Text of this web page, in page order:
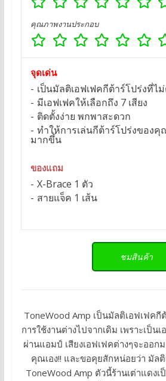
คุณภาพงานประกอบ
จุดเด่น
เป็นมัลติเอฟเฟคกีต้าร์โปร่งที่ไ
มีเอฟเฟคให้เลือกถึง 7 เสียง
ติดตั้งง่าย พกพาสะดวก
ทำให้การเล่นกีต้าร์โปร่งของ
มากขึ้น
ของแถม
X-Brace 1 ตัว
สายแจ็ค 1 เส้น
ชมสินค้า
ToneWood Amp เป็นมัลติเอฟเฟค
การใช้งานต่างไปจากเดิม เพราะเป็น
ผ่านแอมป์ เสียงเอฟเฟคต่างๆจะออก
คุณเอง!! และขอคุยสักหน่อยว่า มัล
ToneWood Amp ตัวนี้ร้านเต่าแดงเ